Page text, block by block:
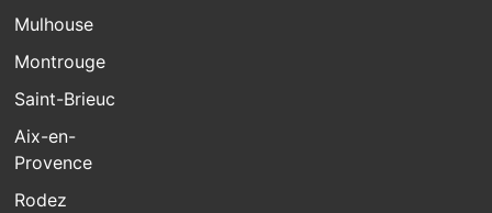
Mulhouse
Montrouge
Saint-Brieuc
Aix-en-
Provence
Rodez